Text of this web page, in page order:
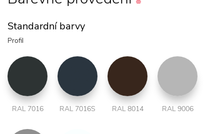
Standardní barvy
Profil
RAL 7016 RAL 7016S RAL 8014 RAL 9006